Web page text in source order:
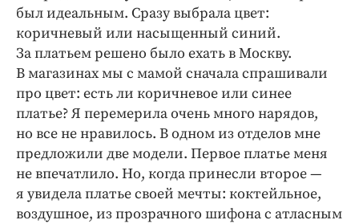
был идеальным. Сразу выбрала цвет:
коричневый или насыщенный синий.
За платьем решено было ехать в Москву.
В магазинах мы с мамой сначала спрашивали
про цвет: есть ли коричневое или синее
платье? Я перемерила очень много нарядов,
но все не нравилось. В одном из отделов мне
предложили две модели. Первое платье меня
не впечатлило. Но, когда принесли второе —
я увидела платье своей мечты: коктейльное,
воздушное, из прозрачного шифона с атласным